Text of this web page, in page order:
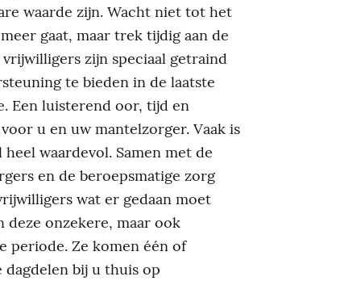
waarde zijn. Wacht niet tot het
gaat, maar trek tijdig aan de
vrijwilligers zijn speciaal getraind
te bieden in de laatste
Een luisterend oor, tijd en
u en uw mantelzorger. Vaak is
heel waardevol. Samen met de
en de beroepsmatige zorg
wat er gedaan moet
deze onzekere, maar ook
periode. Ze komen één of
dagdelen bij u thuis op